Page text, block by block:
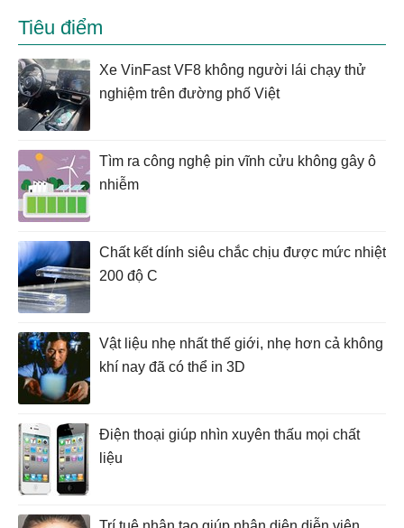
Tiêu điểm
Xe VinFast VF8 không người lái chạy thử
nghiệm trên đường phố Việt
Tìm ra công nghệ pin vĩnh cửu không gây ô
nhiễm
Chất kết dính siêu chắc chịu được mức nhiệt
200 độ C
Vật liệu nhẹ nhất thế giới, nhẹ hơn cả không
khí nay đã có thể in 3D
Điện thoại giúp nhìn xuyên thấu mọi chất
liệu